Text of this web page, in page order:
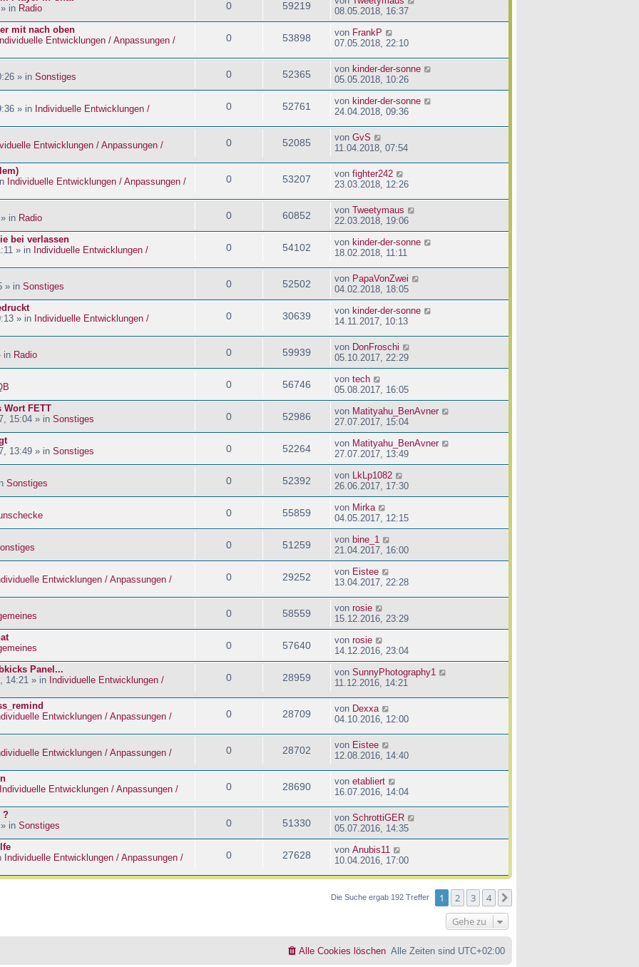
in Radio 0 59219
08.05.2018, 16:37
mit nach oben
Individuelle Entwicklungen / Anpassungen /
0 53898 von FrankP
07.05.2018, 22:10
» in Sonstiges 0 52365 von kinder-der-sonne
05.05.2018, 10:26
» in Individuelle Entwicklungen /
0 52761 von kinder-der-sonne
24.04.2018, 09:36
Entwicklungen / Anpassungen /
0 52085 von GvS
11.04.2018, 07:54
Individuelle Entwicklungen / Anpassungen /
0 53207 von fighter242
23.03.2018, 12:26
in Radio 0 60852 von Tweetymaus
22.03.2018, 19:06
bei verlassen
» in Individuelle Entwicklungen /
0 54102 von kinder-der-sonne
18.02.2018, 11:11
» in Sonstiges 0 52502 von PapaVonZwei
04.02.2018, 18:05
» in Individuelle Entwicklungen /
0 30639 von kinder-der-sonne
14.11.2017, 10:13
in Radio 0 59939 von DonFroschi
05.10.2017, 22:29
0 56746 von tech
05.08.2017, 16:05
Wort FETT
15:04 » in Sonstiges 0 52986 von Matityahu_BenAvner
27.07.2017, 15:04
13:49 » in Sonstiges 0 52264 von Matityahu_BenAvner
27.07.2017, 13:49
Sonstiges 0 52392 von
LkLp1082
26.06.2017, 17:30
0 55859 von Mirka
04.05.2017, 12:15
0 51259 von bine_1
21.04.2017, 16:00
Entwicklungen / Anpassungen /
0 29252 von Eistee
13.04.2017, 22:28
0 58559 von rosie
15.12.2016, 23:29
0 57640 von rosie
14.12.2016, 23:04
Panel...
14:21 » in Individuelle Entwicklungen /
0 28959 von SunnyPhotography1
11.12.2016, 14:21
Entwicklungen / Anpassungen /
0 28709 von Dexxa
04.10.2016, 12:00
Entwicklungen / Anpassungen /
0 28702 von Eistee
12.08.2016, 14:40
Individuelle Entwicklungen / Anpassungen /
0 28690 von etabliert
16.07.2016, 14:04
?
in Sonstiges 0 51330 von SchrottiGER
05.07.2016, 14:35
Individuelle Entwicklungen / Anpassungen /
0 27628 von Anubis11
10.04.2016, 17:00
Die Suche ergab 192 Treffer 1 2 3 4
Gehe zu
Alle Zeiten sind UTC+02:00
Alle Cookies löschen